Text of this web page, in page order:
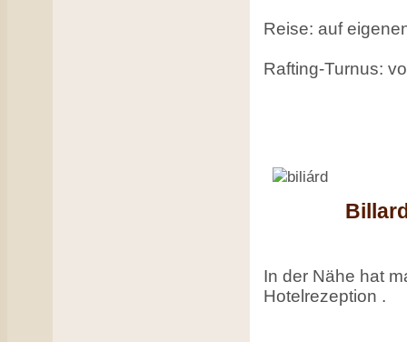
Reise: auf
Rafting-Turnus:
In der Nähe hat
Hotelrezeption .